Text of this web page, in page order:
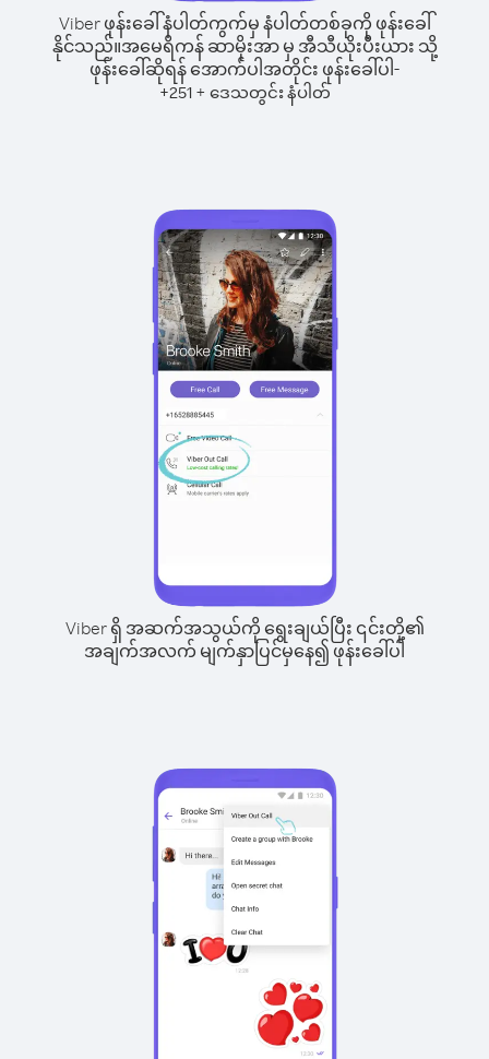
Viber ဖုန်းခေါ်နံပါတ်ကွက်မှ နံပါတ်တစ်ခုကို ဖုန်းခေါ်
နိုင်သည်။အမေရိကန် ဆာမိုးအာ မှ အီသီယိုးပီးယား သို့
ဖုန်းခေါ်ဆိုရန် အောက်ပါအတိုင်း ဖုန်းခေါ်ပါ-
+251+ ဒေသတွင်း နံပါတ်
Viber ရှိ အဆက်အသွယ်ကို ရွေးချယ်ပြီး ၎င်းတို့၏
အချက်အလက် မျက်နှာပြင်မှနေ၍ ဖုန်းခေါ်ပါ